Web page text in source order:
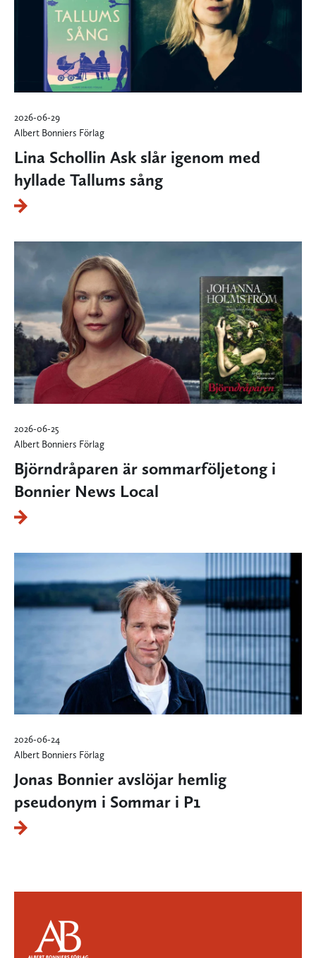
2026-06-29
Albert Bonniers Förlag
Lina Schollin Ask slår igenom med
hyllade Tallums sång
2026-06-25
Albert Bonniers Förlag
Björndråparen är sommarföljetong i
Bonnier News Local
2026-06-24
Albert Bonniers Förlag
Jonas Bonnier avslöjar hemlig
pseudonym i Sommar i P1